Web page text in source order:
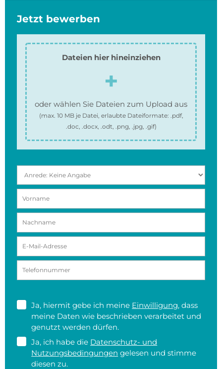
Jetzt bewerben
Dateien hier hineinziehen
oder wählen Sie Dateien zum Upload aus
(max. 10 MBje Datei, erlaubte Dateiformate: .pdf,
.doc, .docx, .odt, .png, .jpg, .gif)
Ja, hiermit gebe ich meine Einwilligung, dass
meine Daten wie beschrieben verarbeitet und
genutzt werden dürfen.
Ja, ich habe die Datenschutz- und
Nutzungsbedingungen gelesen und stimme
diesen zu.